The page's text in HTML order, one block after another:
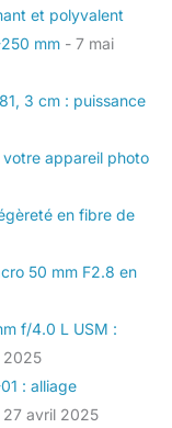
et polyvalent
mm - 7 mai
3 cm : puissance
appareil photo
en fibre de
50 mm F2.8 en
f/4.0 L USM :
2025
: alliage
27 avril 2025